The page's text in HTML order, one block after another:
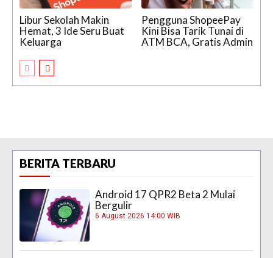
Libur Sekolah Makin
Hemat, 3 Ide Seru Buat
Keluarga
Pengguna ShopeePay
Kini Bisa Tarik Tunai di
ATM BCA, Gratis Admin
BERITA TERBARU
Android 17 QPR2 Beta 2 Mulai
Bergulir
6 August 2026 14:00 WIB